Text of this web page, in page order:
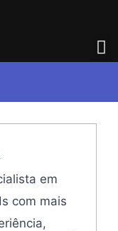
em
com mais